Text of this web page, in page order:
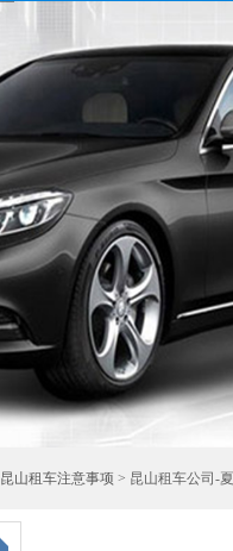
昆山租车注意事项 > 昆山租车公司-